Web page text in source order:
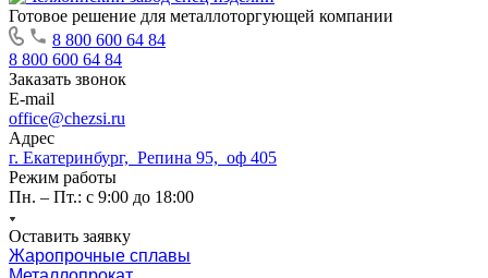
Готовое решение для металлоторгующей компании
8 800 600 64 84
8 800 600 64 84
Заказать звонок
E-mail
office@chezsi.ru
Адрес
г. Екатеринбург, Репина 95, оф 405
Режим работы
Пн. – Пт.: с 9:00 до 18:00
Оставить заявку
Жаропрочные сплавы